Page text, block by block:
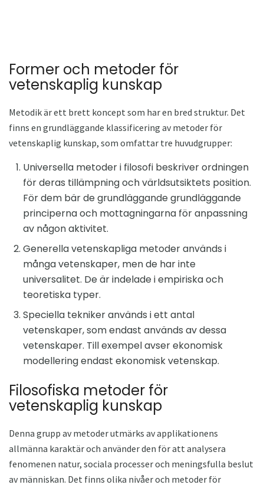
Former och metoder för
vetenskaplig kunskap
Metodik är ett brett koncept som har en bred struktur. Det
finns en grundläggande klassificering av metoder för
vetenskaplig kunskap, som omfattar tre huvudgrupper:
Universella metoder i filosofi beskriver ordningen
för deras tillämpning och världsutsiktets position.
För dem bär de grundläggande grundläggande
principerna och mottagningarna för anpassning
av någon aktivitet.
Generella vetenskapliga metoder används i
många vetenskaper, men de har inte
universalitet. De är indelade i empiriska och
teoretiska typer.
Speciella tekniker används i ett antal
vetenskaper, som endast används av dessa
vetenskaper. Till exempel avser ekonomisk
modellering endast ekonomisk vetenskap.
Filosofiska metoder för
vetenskaplig kunskap
Denna grupp av metoder utmärks av applikationens
allmänna karaktär och använder den för att analysera
fenomenen natur, sociala processer och meningsfulla beslut
av människan. Det finns olika nivåer och metoder för